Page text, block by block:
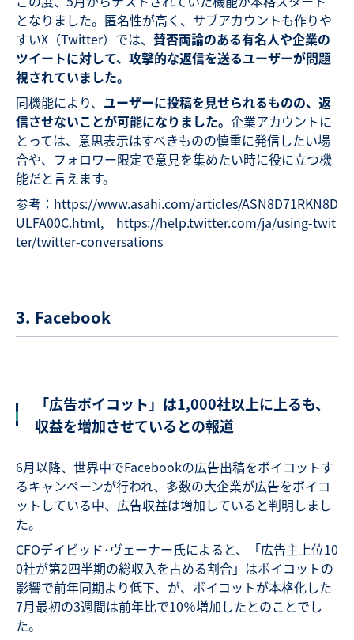
となりました。匿名性が高く、サブアカウントも作りや
すいX（Twitter）では、 賛否両論のある有名人や企業の
ツイートに対して、攻撃的な返信を送るユーザーが問題
視されていました。
同機能により、 ユーザーに投稿を見せられるものの、返
信させないことが可能になりました。 企業アカウントに
とっては、意思表示はすべきものの慎重に発信したい場
合や、フォロワー限定で意見を集めたい時に役に立つ機
能だと言えます。
参考： https://www.asahi.com/articles/ASN8D71RKN8D
ULFA00C.html, https://help.twitter.com/ja/using-twit
ter/twitter-conversations
3. Facebook
「広告ボイコット」は1,000社以上に上るも、
収益を増加させているとの報道
6月以降、世界中でFacebookの広告出稿をボイコットす
るキャンペーンが行われ、多数の大企業が広告をボイコ
ットしている中、広告収益は増加していると判明しまし
た。
CFOデイビッド･ヴェーナー氏によると、「広告主上位10
0社が第2四半期の総収入を占める割合」はボイコットの
影響で前年同期より低下、が、ボイコットが本格化した
7月最初の3週間は前年比で10％増加したとのことでし
た。